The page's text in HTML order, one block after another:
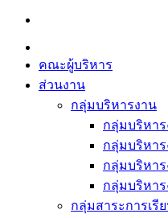
Skip
content
คณะผู้บริหาร
ส่วนงาน
กลุ่มบริหารงาน
กลุ่มบริหา
กลุ่มบริหา
กลุ่มบริหา
กลุ่มบริหาร
กลุ่มสาระการเรี